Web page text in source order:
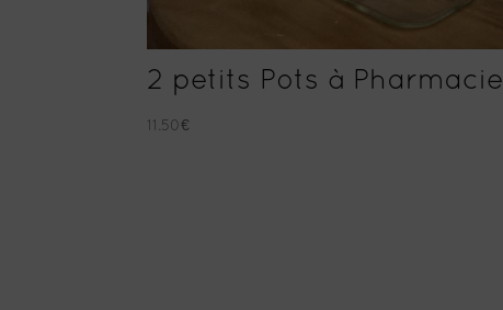
2 petits Pots à Pharmacie
11.50€